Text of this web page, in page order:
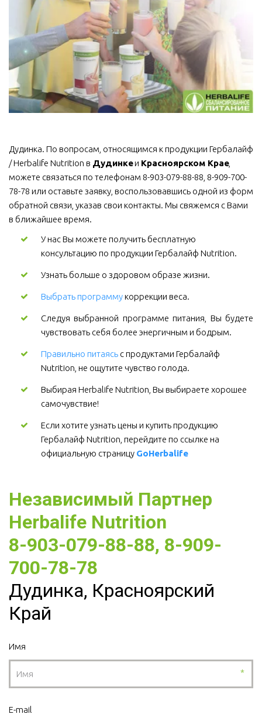
Дудинка. По вопросам, относящимся к продукции Гербалайф
/ Herbalife Nutrition в Дудинке и Красноярском Крае,
можете связаться по телефонам 8-903-079-88-88, 8-909-700-
78-78 или оставьте заявку, воспользовавшись одной из форм
обратной связи, указав свои контакты. Мы свяжемся с Вами
в ближайшее время.
У нас Вы можете получить бесплатную
консультацию по продукции Гербалайф Nutrition.
Узнать больше о здоровом образе жизни.
Выбрать программукоррекции веса.
Следуя выбранной программе питания, Вы будете
чувствовать себя более энергичным и бодрым.
Правильно питаясь с продуктами Гербалайф
Nutrition, не ощутите чувство голода.
Выбирая Herbalife Nutrition, Вы выбираете хорошее
самочувствие!
Если хотите узнать цены и купить продукцию
Гербалайф Nutrition, перейдите по ссылке на
официальную страницу GoHerbalife
Независимый Партнер
Herbalife Nutrition
8-903-079-88-88, 8-909-
700-78-78
Дудинка, Красноярский
Край
Имя
*
E-mail